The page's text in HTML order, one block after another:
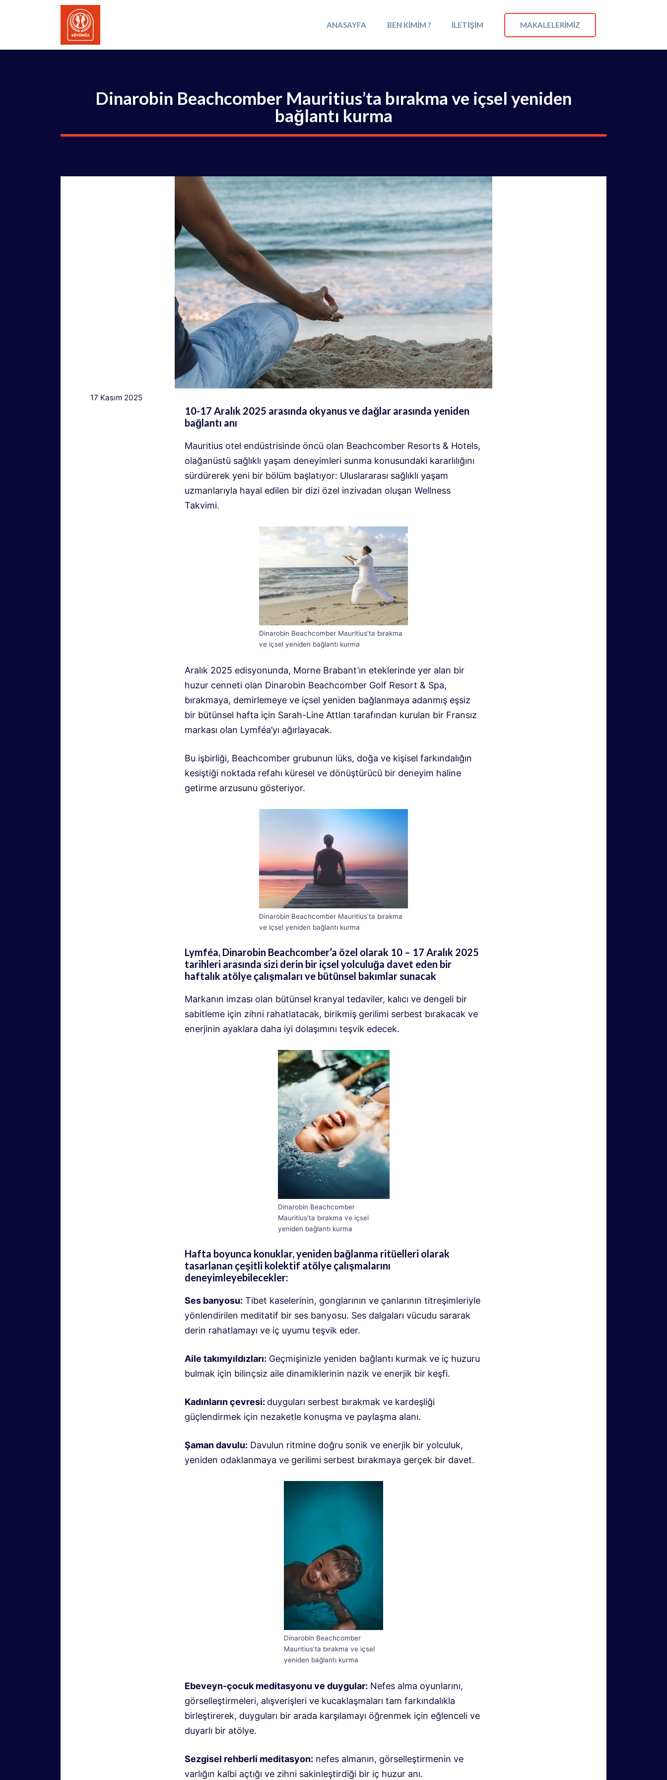
ANASAYFA BEN KIMIM ? İLETIŞIM MAKALELERIMIZ
Dinarobin Beachcomber Mauritius’ta bırakma ve içsel yeniden
bağlantı kurma
17 Kasım 2025
10-17 Aralık 2025 arasında okyanus ve dağlar arasında yeniden
bağlantı anı
Mauritius otel endüstrisinde öncü olan Beachcomber Resorts & Hotels,
olağanüstü sağlıklı yaşam deneyimleri sunma konusundaki kararlılığını
sürdürerek yeni bir bölüm başlatıyor: Uluslararası sağlıklı yaşam
uzmanlarıyla hayal edilen bir dizi özel inzivadan oluşan Wellness
Takvimi.
Dinarobin Beachcomber Mauritius’ta bırakma
ve içsel yeniden bağlantı kurma
Aralık 2025 edisyonunda, Morne Brabant’ın eteklerinde yer alan bir
huzur cenneti olan Dinarobin Beachcomber Golf Resort & Spa,
bırakmaya, demirlemeye ve içsel yeniden bağlanmaya adanmış eşsiz
bir bütünsel hafta için Sarah-Line Attlan tarafından kurulan bir Fransız
markası olan Lymféa’yı ağırlayacak.
Bu işbirliği, Beachcomber grubunun lüks, doğa ve kişisel farkındalığın
kesiştiği noktada refahı küresel ve dönüştürücü bir deneyim haline
getirme arzusunu gösteriyor.
Dinarobin Beachcomber Mauritius’ta bırakma
ve içsel yeniden bağlantı kurma
Lymféa, Dinarobin Beachcomber’a özel olarak 10 – 17 Aralık 2025
tarihleri ​​arasında sizi derin bir içsel yolculuğa davet eden bir
haftalık atölye çalışmaları ve bütünsel bakımlar sunacak
Markanın imzası olan bütünsel kranyal tedaviler, kalıcı ve dengeli bir
sabitleme için zihni rahatlatacak, birikmiş gerilimi serbest bırakacak ve
enerjinin ayaklara daha iyi dolaşımını teşvik edecek.
Dinarobin Beachcomber
Mauritius’ta bırakma ve içsel
yeniden bağlantı kurma
Hafta boyunca konuklar, yeniden bağlanma ritüelleri olarak
tasarlanan çeşitli kolektif atölye çalışmalarını
deneyimleyebilecekler:
Ses banyosu: Tibet kaselerinin, gonglarının ve çanlarının titreşimleriyle
yönlendirilen meditatif bir ses banyosu. Ses dalgaları vücudu sararak
derin rahatlamayı ve iç uyumu teşvik eder.
Aile takımyıldızları: Geçmişinizle yeniden bağlantı kurmak ve iç huzuru
bulmak için bilinçsiz aile dinamiklerinin nazik ve enerjik bir keşfi.
Kadınların çevresi: duyguları serbest bırakmak ve kardeşliği
güçlendirmek için nezaketle konuşma ve paylaşma alanı.
Şaman davulu: Davulun ritmine doğru sonik ve enerjik bir yolculuk,
yeniden odaklanmaya ve gerilimi serbest bırakmaya gerçek bir davet.
Dinarobin Beachcomber
Mauritius’ta bırakma ve içsel
yeniden bağlantı kurma
Ebeveyn-çocuk meditasyonu ve duygular: Nefes alma oyunlarını,
görselleştirmeleri, alışverişleri ve kucaklaşmaları tam farkındalıkla
birleştirerek, duyguları bir arada karşılamayı öğrenmek için eğlenceli ve
duyarlı bir atölye.
Sezgisel rehberli meditasyon: nefes almanın, görselleştirmenin ve
varlığın kalbi açtığı ve zihni sakinleştirdiği bir iç huzur anı.